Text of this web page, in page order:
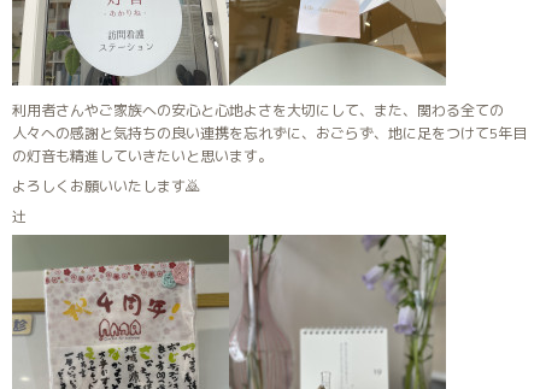
利用者さんやご家族への安心と心地よさを大切にして、また、関わる全ての
人々への感謝と気持ちの良い連携を忘れずに、おごらず、地に足をつけて5年目
の灯音も精進していきたいと思います。
よろしくお願いいたします🙇
辻